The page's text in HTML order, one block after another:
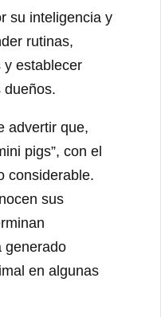
su inteligencia y
rutinas,
y establecer
dueños.
advertir que,
pigs”, con el
considerable.
sus
generado
en algunas